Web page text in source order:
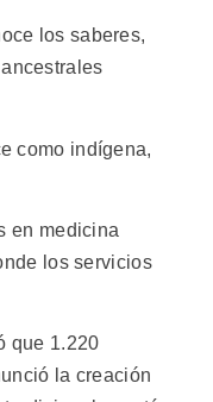
los saberes,
como indígena,
en medicina
los servicios
que 1.220
la creación